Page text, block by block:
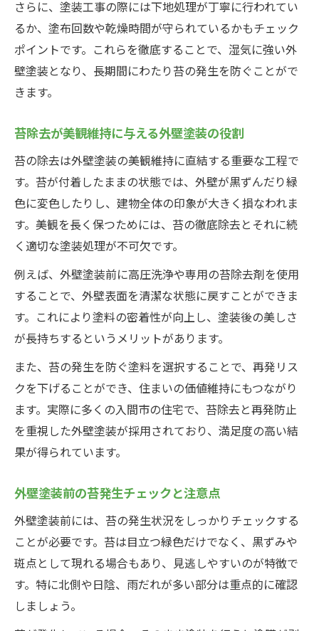
苔の再発原因を断つ外壁塗装メンテナンス
外壁塗装と組み合わせる苔防止清掃のコツ
苔を寄せ付けない外壁塗装メンテナンス術
さらに、塗装工事の際には下地処理が丁寧に行われてい
るか、塗布回数や乾燥時間が守られているかもチェック
ポイントです。これらを徹底することで、湿気に強い外
壁塗装となり、長期間にわたり苔の発生を防ぐことがで
きます。
苔除去が美観維持に与える外壁塗装の役割
苔の除去は外壁塗装の美観維持に直結する重要な工程で
す。苔が付着したままの状態では、外壁が黒ずんだり緑
色に変色したりし、建物全体の印象が大きく損なわれま
す。美観を長く保つためには、苔の徹底除去とそれに続
く適切な塗装処理が不可欠です。
例えば、外壁塗装前に高圧洗浄や専用の苔除去剤を使用
することで、外壁表面を清潔な状態に戻すことができま
す。これにより塗料の密着性が向上し、塗装後の美しさ
が長持ちするというメリットがあります。
また、苔の発生を防ぐ塗料を選択することで、再発リス
クを下げることができ、住まいの価値維持にもつながり
ます。実際に多くの入間市の住宅で、苔除去と再発防止
を重視した外壁塗装が採用されており、満足度の高い結
果が得られています。
外壁塗装前の苔発生チェックと注意点
外壁塗装前には、苔の発生状況をしっかりチェックする
ことが必要です。苔は目立つ緑色だけでなく、黒ずみや
斑点として現れる場合もあり、見逃しやすいのが特徴で
す。特に北側や日陰、雨だれが多い部分は重点的に確認
しましょう。